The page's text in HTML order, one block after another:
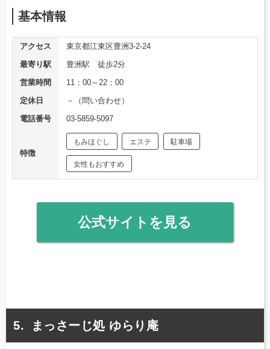
基本情報
アクセス
東京都江東区豊洲3-2-24
最寄り駅
豊洲駅 徒歩2分
営業時間
11：00～22：00
定休日
－（問い合わせ）
電話番号
03-5859-5097
特徴
もみほぐし エステ 駐車場
女性もおすすめ
公式サイトを見る
まっさーじ処 ゆらり庵